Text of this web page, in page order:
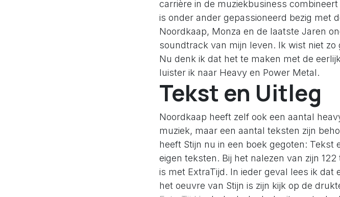
carrière in de muziekbusiness
is onder ander gepassioneerd bezig met
Noordkaap, Monza en de laatste Jaren
soundtrack van mijn leven. Ik wist niet zo
Nu denk ik dat het te maken met de
luister ik naar Heavy en Power Metal.
Tekst en Uitleg
Noordkaap heeft zelf ook een aantal
muziek, maar een aantal teksten zijn
heeft Stijn nu in een boek gegoten: Tekst
eigen teksten. Bij het nalezen van zijn
is met ExtraTijd. In ieder geval lees ik dat
het oeuvre van Stijn is zijn kijk op de